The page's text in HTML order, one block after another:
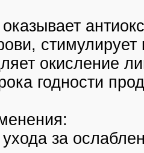
окисление
годности
за